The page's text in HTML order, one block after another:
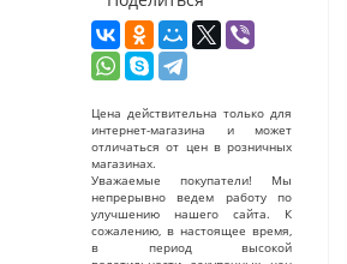
Цена действительна только для
интернет-магазина и может
отличаться от цен в розничных
магазинах.
Уважаемые покупатели! Мы
непрерывно ведем работу по
улучшению нашего сайта. К
сожалению, в настоящее время,
в период высокой